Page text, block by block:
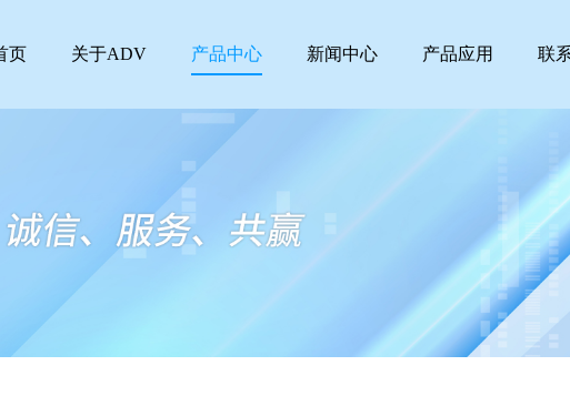
页 关于ADV 产品中心 新闻中心 产品应用 联